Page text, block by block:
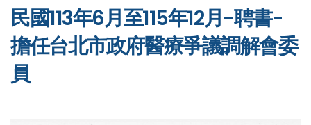
民國113年6月至115年12月-聘書-
擔任台北市政府醫療爭議調解會委
員